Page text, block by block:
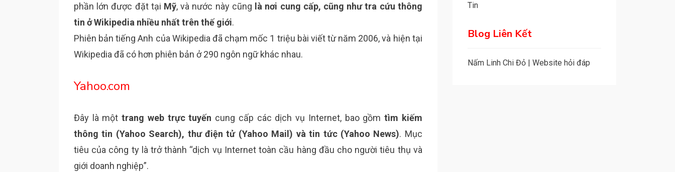
phần lớn được đặt tại Mỹ, và nước này cũng là nơi cung cấp, cũng như tra cứu thông
tin ở Wikipedia nhiều nhất trên thế giới.
Phiên bản tiếng Anh của Wikipedia đã chạm mốc 1 triệu bài viết từ năm 2006, và hiện tại
Wikipedia đã có hơn phiên bản ở 290 ngôn ngữ khác nhau.
Yahoo.com
Đây là một trang web trực tuyến cung cấp các dịch vụ Internet, bao gồmtìm kiếm
thông tin (Yahoo Search), thư điện tử (Yahoo Mail) và tin tức (Yahoo News). Mục
tiêu của công ty là trở thành “dịch vụ Internet toàn cầu hàng đầu cho người tiêu thụ và
giới doanh nghiệp”.
Tin
Blog Liên Kết
Nấm Linh Chi Đỏ| Website hỏi đáp